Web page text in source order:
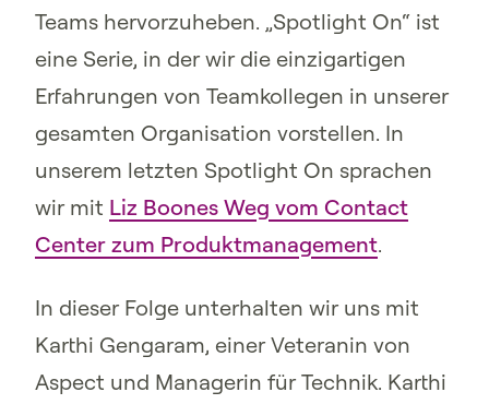
Teams hervorzuheben. „Spotlight On“ ist
eine Serie, in der wir die einzigartigen
Erfahrungen von Teamkollegen in unserer
gesamten Organisation vorstellen. In
unserem letzten Spotlight On sprachen
wir mit Liz Boones Weg vom Contact
Center zum Produktmanagement.
In dieser Folge unterhalten wir uns mit
Karthi Gengaram, einer Veteranin von
Aspect und Managerin für Technik. Karthi